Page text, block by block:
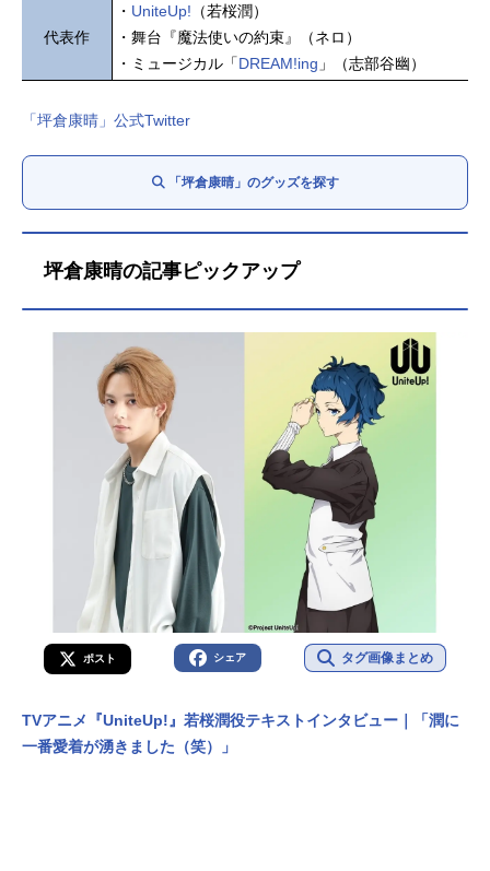
代表作
・ UniteUp! （若桜潤）
・舞台『魔法使いの約束』（ネロ）
・ミュージカル「DREAM!ing 」（志部谷幽）
「坪倉康晴」公式Twitter
「坪倉康晴」のグッズを探す
坪倉康晴の記事ピックアップ
ポスト シェア タグ画像まとめ
TVアニメ『UniteUp!』若桜潤役テキストインタビュー｜「潤に
一番愛着が湧きました（笑）」